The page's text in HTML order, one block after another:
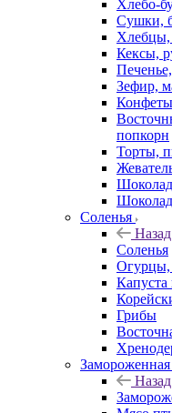
Хлебо-
Сушки,
Хлебцы,
Кексы,
Зефир,
попкорн
Торты,
Соленья
Назад
Соленья
Огурцы,
Капуста
Грибы
Назад